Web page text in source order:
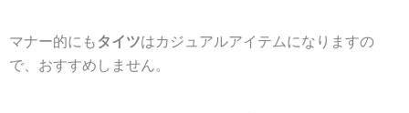
マナー的にも タイツはカジュアルアイテムになりますの
で、おすすめしません。